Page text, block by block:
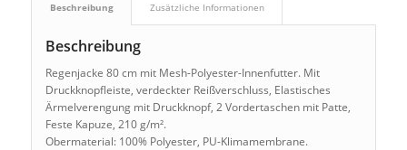
Beschreibung Zusätzliche Informationen
Beschreibung
Regenjacke 80 cm mit Mesh-Polyester-Innenfutter. Mit
Druckknopfleiste, verdeckter Reißverschluss, Elastisches
Ärmelverengung mit Druckknopf, 2 Vordertaschen mit Patte,
Feste Kapuze, 210 g/m².
Obermaterial: 100% Polyester, PU-Klimamembrane.